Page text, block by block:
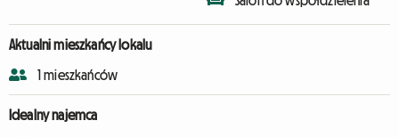
Aktualni mieszkańcy lokalu
1 mieszkańców
Idealny najemca